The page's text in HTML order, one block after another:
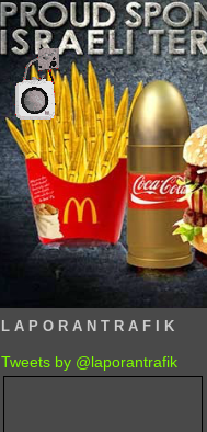
L A P O R A N T R A F I K
Tweets by @laporantrafik